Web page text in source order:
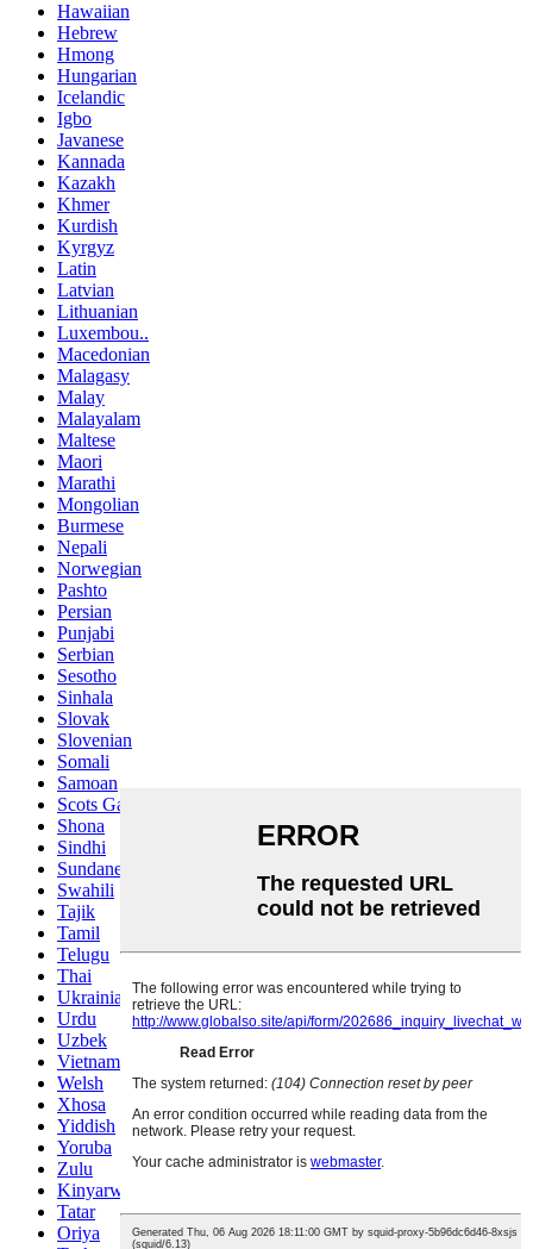
Hawaiian
Hebrew
Hmong
Hungarian
Icelandic
Igbo
Javanese
Kannada
Kazakh
Khmer
Kurdish
Kyrgyz
Latin
Latvian
Lithuanian
Luxembou..
Macedonian
Malagasy
Malay
Malayalam
Maltese
Maori
Marathi
Mongolian
Burmese
Nepali
Norwegian
Pashto
Persian
Punjabi
Serbian
Sesotho
Sinhala
Slovak
Slovenian
Somali
Samoan
Scots Gaelic
Shona
Sindhi
Sundanese
Swahili
Tajik
Tamil
Telugu
Thai
Ukrainian
Urdu
Uzbek
Vietnamese
Welsh
Xhosa
Yiddish
Yoruba
Zulu
Kinyarwanda
Tatar
Oriya